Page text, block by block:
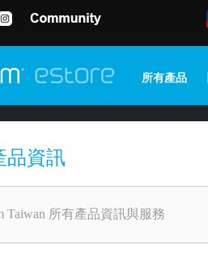
所有產品
品資訊
Taiwan 所有產品資訊與服務